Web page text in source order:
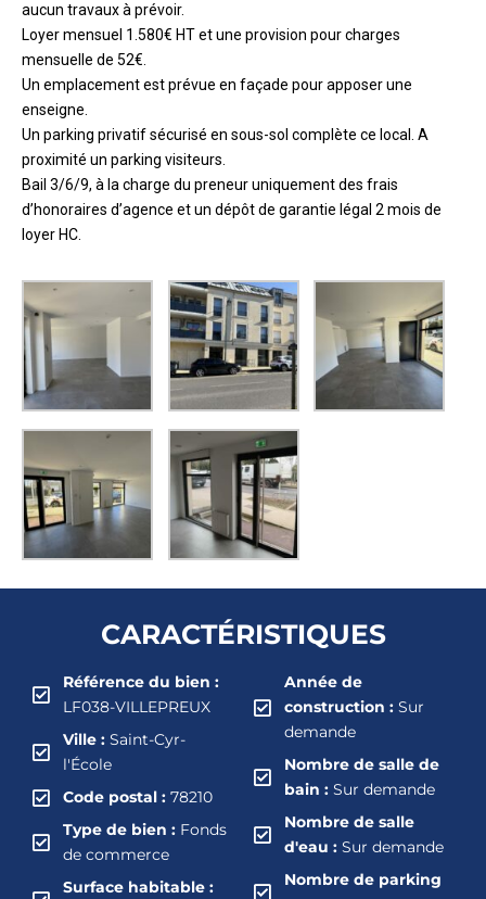
aucun travaux à prévoir.
Loyer mensuel 1.580€ HT et une provision pour charges
mensuelle de 52€.
Un emplacement est prévue en façade pour apposer une
enseigne.
Un parking privatif sécurisé en sous-sol complète ce local. A
proximité un parking visiteurs.
Bail 3/6/9, à la charge du preneur uniquement des frais
d’honoraires d’agence et un dépôt de garantie légal 2 mois de
loyer HC.
CARACTÉRISTIQUES
Référence du bien :
LF038-VILLEPREUX
Ville : Saint-Cyr-
l'École
Code postal : 78210
Type de bien : Fonds
de commerce
Surface habitable :
Année de
construction : Sur
demande
Nombre de salle de
bain : Sur demande
Nombre de salle
d'eau : Sur demande
Nombre de parking